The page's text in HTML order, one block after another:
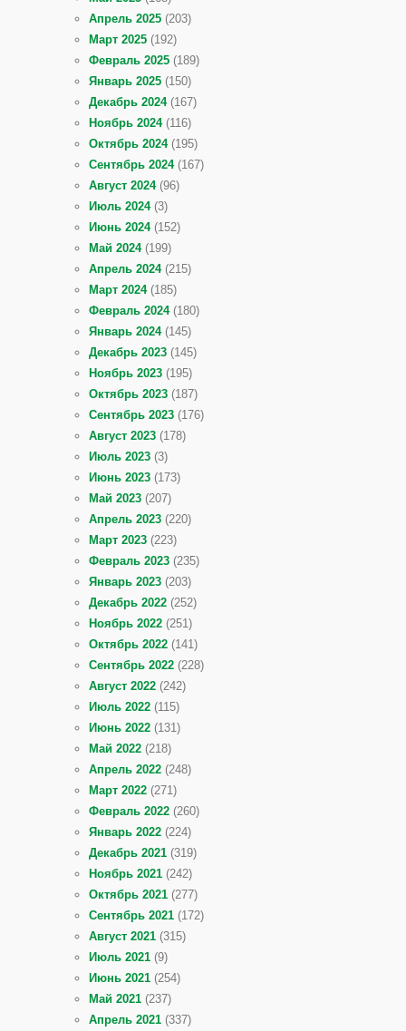
Апрель 2025 (203)
Март 2025 (192)
Февраль 2025 (189)
Январь 2025 (150)
Декабрь 2024(167)
Ноябрь 2024(116)
Октябрь 2024(195)
Сентябрь 2024(167)
Август 2024(96)
Июль 2024(3)
Июнь 2024(152)
Май 2024(199)
Апрель 2024(215)
Март 2024(185)
Февраль 2024(180)
Январь 2024(145)
Декабрь 2023 (145)
Ноябрь 2023 (195)
Октябрь 2023 (187)
Сентябрь 2023 (176)
Август 2023 (178)
Июль 2023 (3)
Июнь 2023 (173)
Май 2023 (207)
Апрель 2023 (220)
Март 2023 (223)
Февраль 2023 (235)
Январь 2023 (203)
Декабрь 2022 (252)
Ноябрь 2022 (251)
Октябрь 2022 (141)
Сентябрь 2022 (228)
Август 2022 (242)
Июль 2022 (115)
Июнь 2022 (131)
Май 2022 (218)
Апрель 2022 (248)
Март 2022 (271)
Февраль 2022 (260)
Январь 2022 (224)
Декабрь 2021 (319)
Ноябрь 2021 (242)
Октябрь 2021 (277)
Сентябрь 2021 (172)
Август 2021 (315)
Июль 2021 (9)
Июнь 2021 (254)
Май 2021 (237)
Апрель 2021 (337)